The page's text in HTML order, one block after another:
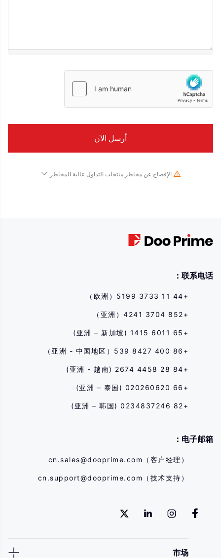
الإفصاح عن مخاطر منتجات التداول عالية المخاطر
مشورة مهنية مستقلة.
联系电话：
+44 11 3733 5199（欧洲）
+852 3704 4241（亚洲）
+65 6011 1415 (亚洲 – 新加坡)
+86 400 8427 539（亚洲 - 中国地区）
+84 28 4458 2674 (亚洲 - 越南)
+66 020260620 (亚洲 – 泰国)
+82 0234837246 (亚洲 – 韩国)
电子邮箱：
cn.sales@dooprime.com （客户经理）
cn.support@dooprime.com （技术支持）
市场